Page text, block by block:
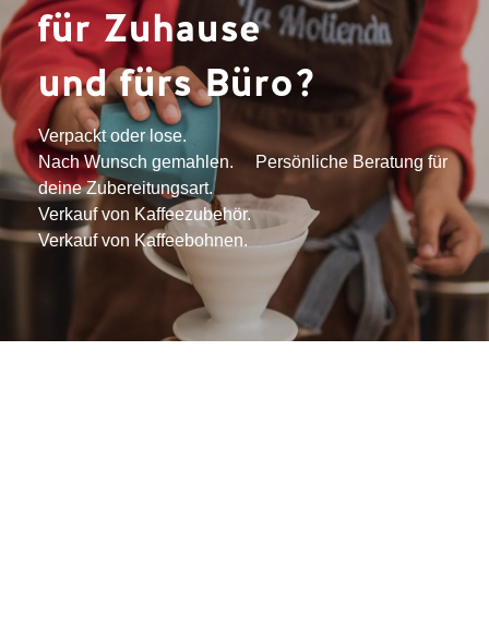
für Zuhause
und fürs Büro?
Verpackt oder lose.
Nach Wunsch gemahlen​. Persönliche Beratung für
deine Zubereitungsart.
Verkauf von Kaffeezubehör.
Verkauf von Kaffeebohnen​​.